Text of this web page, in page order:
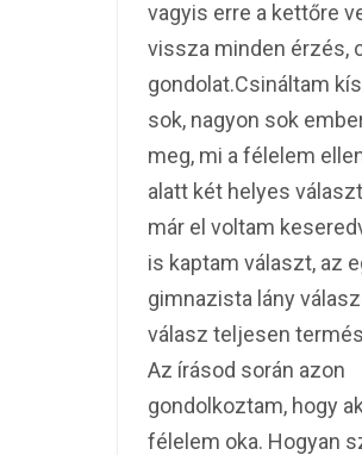
vagyis erre a kettőre
vissza minden érzés,
gondolat.Csináltam
sok, nagyon sok
meg, mi a félelem
alatt két helyes
már el voltam
is kaptam választ, az
gimnazista lány
válasz teljesen
Az írásod során azon
gondolkoztam, hogy
félelem oka. Hogyan